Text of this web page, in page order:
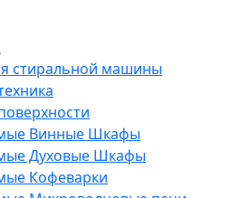
стиральной машины
Винные Шкафы
Духовые Шкафы
Кофеварки